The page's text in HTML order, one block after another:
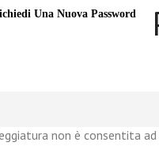
Una Nuova Password
non è consentita